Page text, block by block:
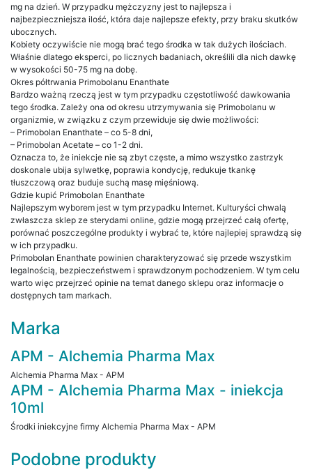
mg na dzień. W przypadku mężczyzny jest to najlepsza i
najbezpieczniejsza ilość, która daje najlepsze efekty, przy braku skutków
ubocznych.
Kobiety oczywiście nie mogą brać tego środka w tak dużych ilościach.
Właśnie dlatego eksperci, po licznych badaniach, określili dla nich dawkę
w wysokości 50-75 mg na dobę.
Okres półtrwania Primobolanu Enanthate
Bardzo ważną rzeczą jest w tym przypadku częstotliwość dawkowania
tego środka. Zależy ona od okresu utrzymywania się Primobolanu w
organizmie, w związku z czym przewiduje się dwie możliwości:
– Primobolan Enanthate – co 5-8 dni,
– Primobolan Acetate – co 1-2 dni.
Oznacza to, że iniekcje nie są zbyt częste, a mimo wszystko zastrzyk
doskonale ubija sylwetkę, poprawia kondycję, redukuje tkankę
tłuszczową oraz buduje suchą masę mięśniową.
Gdzie kupić Primobolan Enanthate
Najlepszym wyborem jest w tym przypadku Internet. Kulturyści chwalą
zwłaszcza sklep ze sterydami online, gdzie mogą przejrzeć całą ofertę,
porównać poszczególne produkty i wybrać te, które najlepiej sprawdzą się
w ich przypadku.
Primobolan Enanthate powinien charakteryzować się przede wszystkim
legalnością, bezpieczeństwem i sprawdzonym pochodzeniem. W tym celu
warto więc przejrzeć opinie na temat danego sklepu oraz informacje o
dostępnych tam markach.
Marka
APM - Alchemia Pharma Max
Alchemia Pharma Max - APM
APM - Alchemia Pharma Max - iniekcja
10ml
Środki iniekcyjne firmy Alchemia Pharma Max - APM
Podobne produkty